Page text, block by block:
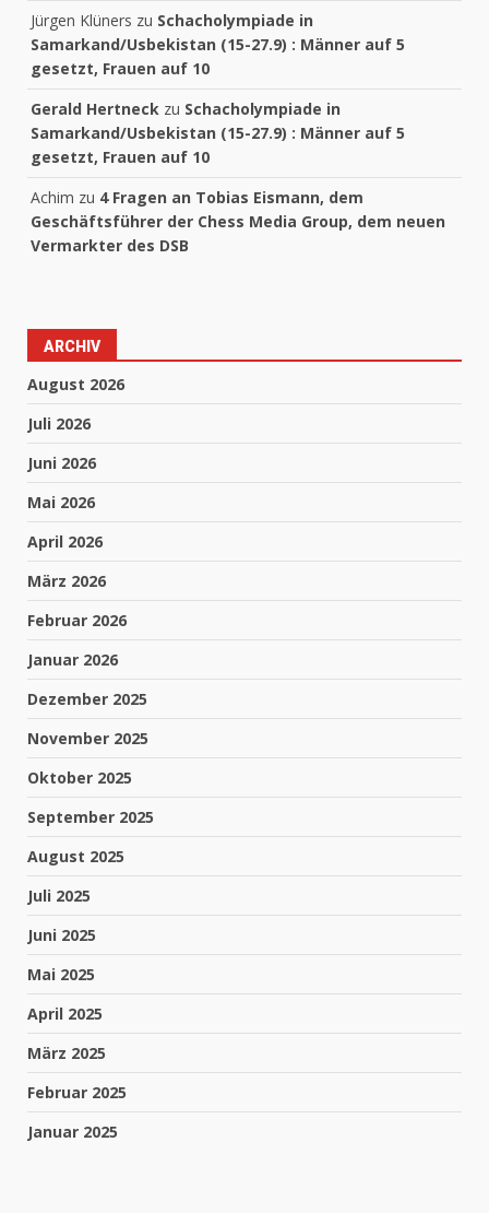
Jürgen Klüners zu Schacholympiade in
Samarkand/Usbekistan (15-27.9) : Männer auf 5
gesetzt, Frauen auf 10
Gerald Hertneck zu Schacholympiade in
Samarkand/Usbekistan (15-27.9) : Männer auf 5
gesetzt, Frauen auf 10
Achim zu 4 Fragen an Tobias Eismann, dem
Geschäftsführer der Chess Media Group, dem neuen
Vermarkter des DSB
ARCHIV
August 2026
Juli 2026
Juni 2026
Mai 2026
April 2026
März 2026
Februar 2026
Januar 2026
Dezember 2025
November 2025
Oktober 2025
September 2025
August 2025
Juli 2025
Juni 2025
Mai 2025
April 2025
März 2025
Februar 2025
Januar 2025